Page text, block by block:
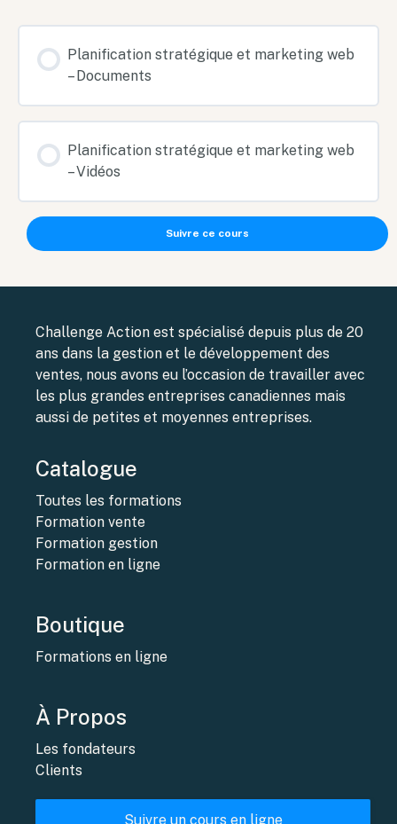
Planification stratégique et marketing web
– Documents
Planification stratégique et marketing web
– Vidéos
Suivre ce cours
Challenge Action est spécialisé depuis plus de 20
ans dans la gestion et le développement des
ventes, nous avons eu l’occasion de travailler avec
les plus grandes entreprises canadiennes mais
aussi de petites et moyennes entreprises.
Catalogue
Toutes les formations
Formation vente
Formation gestion
Formation en ligne
Boutique
Formations en ligne
À Propos
Les fondateurs
Clients
Suivre un cours en ligne